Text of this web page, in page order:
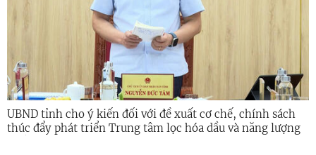
UBND tỉnh cho ý kiến đối với đề xuất cơ chế, chính sách
thúc đẩy phát triển Trung tâm lọc hóa dầu và năng lượng